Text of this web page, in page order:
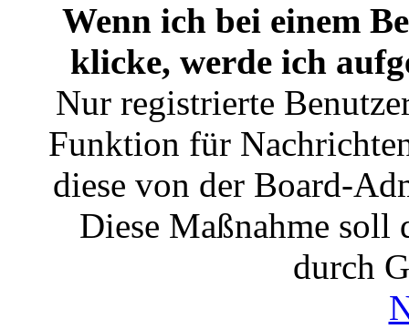
Wenn ich bei einem
klicke, werde ich
Nur registrierte
Funktion für
diese von der Board-
Diese Maßnahme soll
durch